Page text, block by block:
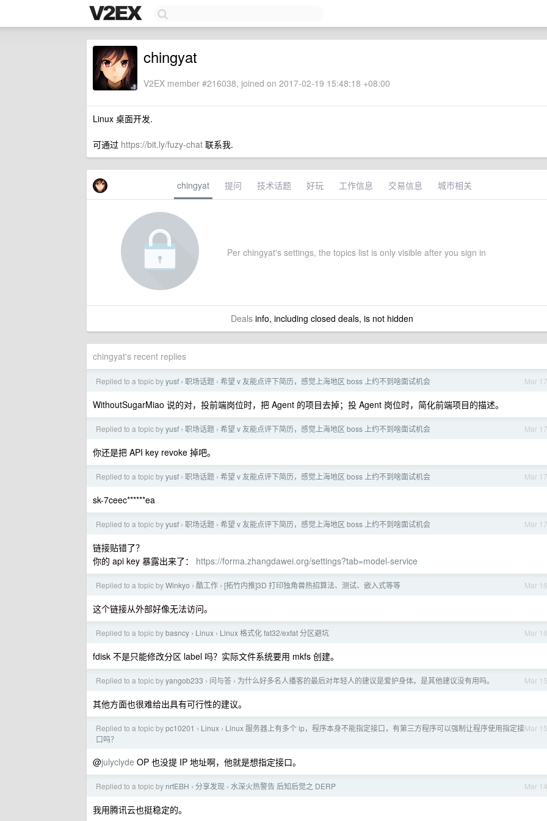
chingyat
V2EX member #216038, joined on 2017-02-19 15:48:18 +08:00
Linux 桌面开发.
可通过 https://bit.ly/fuzy-chat 联系我.
chingyat 提问 技术话题 好玩 工作信息 交易信息 城市相关
Per chingyat's settings, the topics list is only visible after you sign in
Dealsinfo, including closed deals, is not hidden
chingyat's recent replies
Mar 17
Replied to a topic byyusf › 职场话题 › 希望 v 友能点评下简历，感觉上海地区 boss 上约不到啥面试机会
WithoutSugarMiao 说的对，投前端岗位时，把 Agent 的项目去掉；投 Agent 岗位时，简化前端项目的描述。
Mar 17
Replied to a topic byyusf › 职场话题 › 希望 v 友能点评下简历，感觉上海地区 boss 上约不到啥面试机会
你还是把 API key revoke 掉吧。
Mar 17
Replied to a topic byyusf › 职场话题 › 希望 v 友能点评下简历，感觉上海地区 boss 上约不到啥面试机会
sk-7ceec******ea
Mar 17
Replied to a topic byyusf › 职场话题 › 希望 v 友能点评下简历，感觉上海地区 boss 上约不到啥面试机会
链接贴错了？
你的 api key 暴露出来了： https://forma.zhangdawei.org/settings?tab=model-service
Mar 16
Replied to a topic byWinkyo › 酷工作 › [拓竹内推]3D 打印独角兽热招算法、测试、嵌入式等等
这个链接从外部好像无法访问。
Mar 16
Replied to a topic bybasncy › Linux › Linux 格式化 fat32/exfat 分区避坑
fdisk 不是只能修改分区 label 吗？实际文件系统要用 mkfs 创建。
Mar 15
Replied to a topic byyangob233 › 问与答 › 为什么好多名人播客的最后对年轻人的建议是爱护身体。是其他建议没有用吗。
其他方面也很难给出具有可行性的建议。
Mar 15
Replied to a topic bypc10201 › Linux › Linux 服务器上有多个 ip，程序本身不能指定接口，有第三方程序可以强制让程序使用指定接
口吗？
@julyclyde OP 也没提 IP 地址啊，他就是想指定接口。
Mar 14
Replied to a topic by nrtEBH › 分享发现 › 水深火热警告 后知后觉之 DERP
我用腾讯云也挺稳定的。